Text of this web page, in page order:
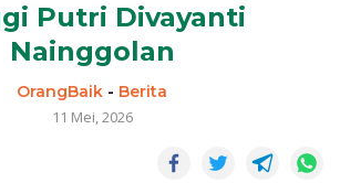
Putri Divayanti
Nainggolan
OrangBaik - Berita
11 Mei, 2026